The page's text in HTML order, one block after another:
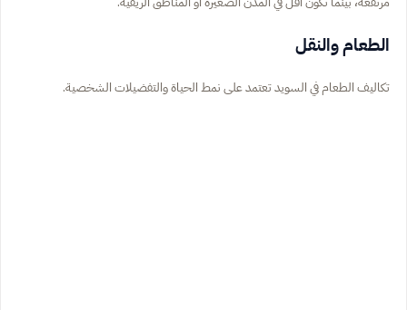
الطعام والنقل
تكاليف الطعام في السويد تعتمد على نمط الحياة والتفضيلات الشخصية.